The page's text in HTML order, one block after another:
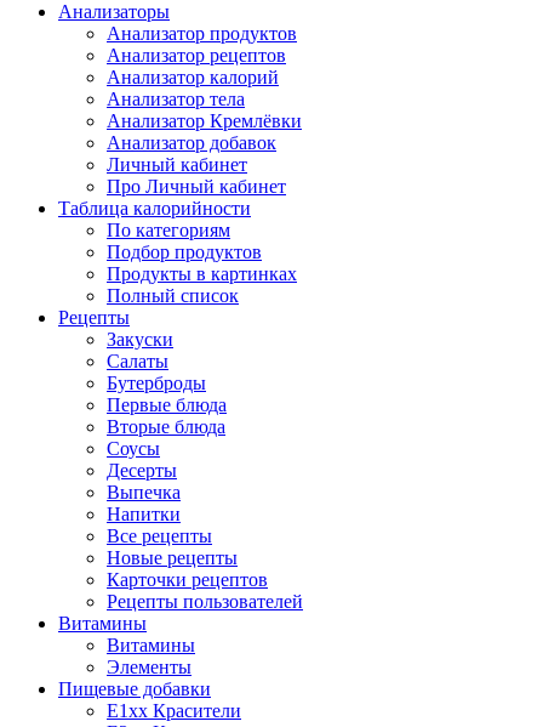
Анализаторы
Анализатор продуктов
Анализатор рецептов
Анализатор калорий
Анализатор тела
Анализатор Кремлёвки
Анализатор добавок
Личный кабинет
Про Личный кабинет
Таблица калорийности
По категориям
Подбор продуктов
Продукты в картинках
Полный список
Рецепты
Закуски
Салаты
Бутерброды
Первые блюда
Вторые блюда
Соусы
Десерты
Выпечка
Напитки
Все рецепты
Новые рецепты
Карточки рецептов
Рецепты пользователей
Витамины
Витамины
Элементы
Пищевые добавки
E1xx Красители